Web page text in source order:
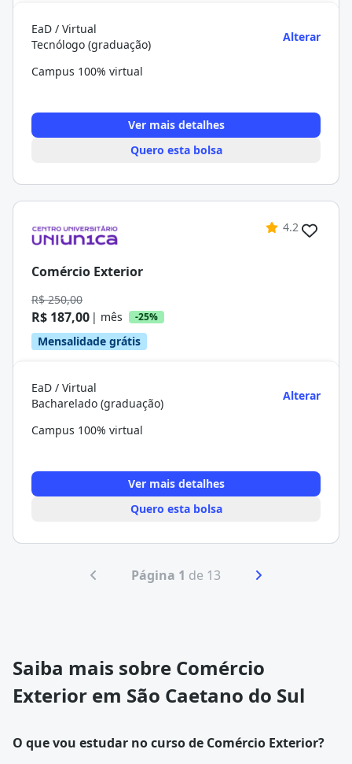
EaD / Virtual
Tecnólogo (graduação)
Alterar
Campus 100% virtual
Ver mais detalhes
Quero esta bolsa
4.2
Comércio Exterior
R$ 250,00
R$ 187,00 | mês -25%
Mensalidade grátis
EaD / Virtual
Bacharelado (graduação)
Alterar
Campus 100% virtual
Ver mais detalhes
Quero esta bolsa
Página 1 de 13
Saiba mais sobre Comércio
Exterior em São Caetano do Sul
O que vou estudar no curso de Comércio Exterior?